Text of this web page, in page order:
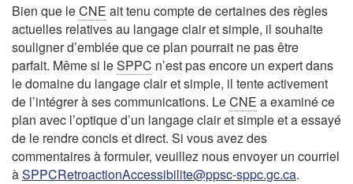
Bien que leCNE ait tenu compte de certaines des règles
actuelles relatives au langage clair et simple, il souhaite
souligner d’emblée que ce plan pourrait ne pas être
parfait. Même si leSPPC n’est pas encore un expert dans
le domaine du langage clair et simple, il tente activement
de l’intégrer à ses communications. LeCNE a examiné ce
plan avec l’optique d’un langage clair et simple et a essayé
de le rendre concis et direct. Si vous avez des
commentaires à formuler, veuillez nous envoyer un courriel
àSPPCRetroactionAccessibilite@ppsc-sppc.gc.ca.